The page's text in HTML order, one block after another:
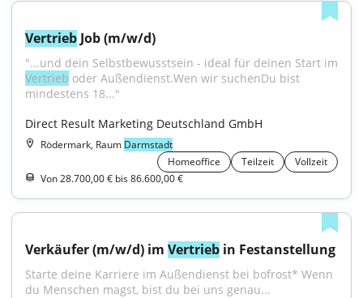
Vertrieb Job (m/w/d)
Vertrieb oder Außendienst.Wen wir suchenDu bist
mindestens 18..."
Direct Result Marketing Deutschland GmbH
Rödermark, Raum Darmstadt
Homeoffice
Teilzeit
Vollzeit
Von 28.700,00 € bis 86.600,00 €
Verkäufer (m/w/d) im Vertrieb in Festanstellung
Starte deine Karriere im Außendienst bei bofrost* Wenn
du Menschen magst, bist du bei uns genau...